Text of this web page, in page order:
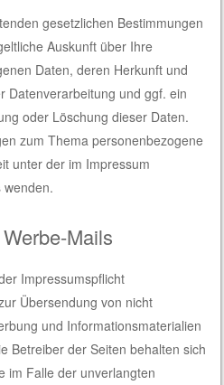
gesetzlichen Bestimmungen
Auskunft über Ihre
Daten, deren Herkunft und
Datenverarbeitung und ggf. ein
oder Löschung dieser Daten.
zum Thema personenbezogene
unter der im Impressum
Mails
Impressumspflicht
Übersendung von nicht
und Informationsmaterialien
Betreiber der Seiten behalten sich
im Falle der unverlangten